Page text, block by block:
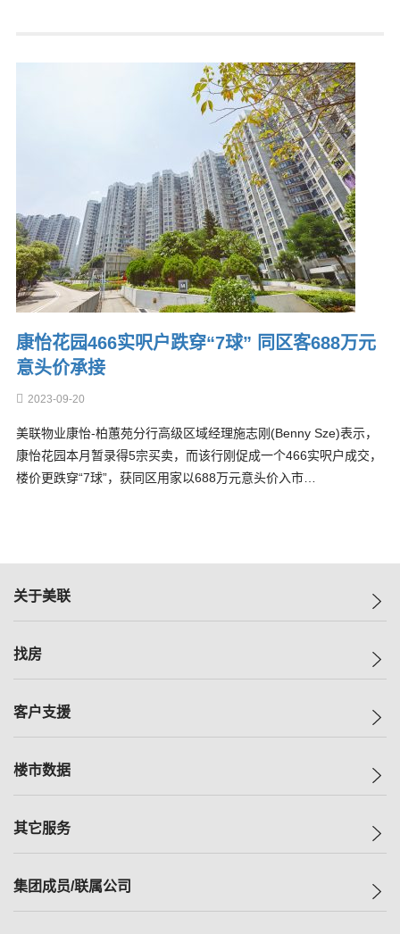
康怡花园466实呎户跌穿“7球” 同区客688万元
意头价承接
2023-09-20
美联物业康怡-柏蕙苑分行高级区域经理施志刚(Benny Sze)表示，
康怡花园本月暂录得5宗买卖，而该行刚促成一个466实呎户成交，
楼价更跌穿“7球”，获同区用家以688万元意头价入市…
关于美联
美联集团
人才招募
找房
一手新房
减价
美联豪宅
独家楼盘
租房
客户支援
自助放盘
查询热线
按揭计算机
负担能力计算机
楼市数据
指数
历史成交
其它服务
小区专页
集团成员/联属公司